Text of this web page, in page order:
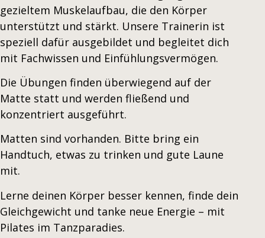
gezieltem Muskelaufbau, die den Körper
unterstützt und stärkt. Unsere Trainerin ist
speziell dafür ausgebildet und begleitet dich
mit Fachwissen und Einfühlungsvermögen.
Die Übungen finden überwiegend auf der
Matte statt und werden fließend und
konzentriert ausgeführt.
Matten sind vorhanden. Bitte bring ein
Handtuch, etwas zu trinken und gute Laune
mit.
Lerne deinen Körper besser kennen, finde dein
Gleichgewicht und tanke neue Energie – mit
Pilates im Tanzparadies.